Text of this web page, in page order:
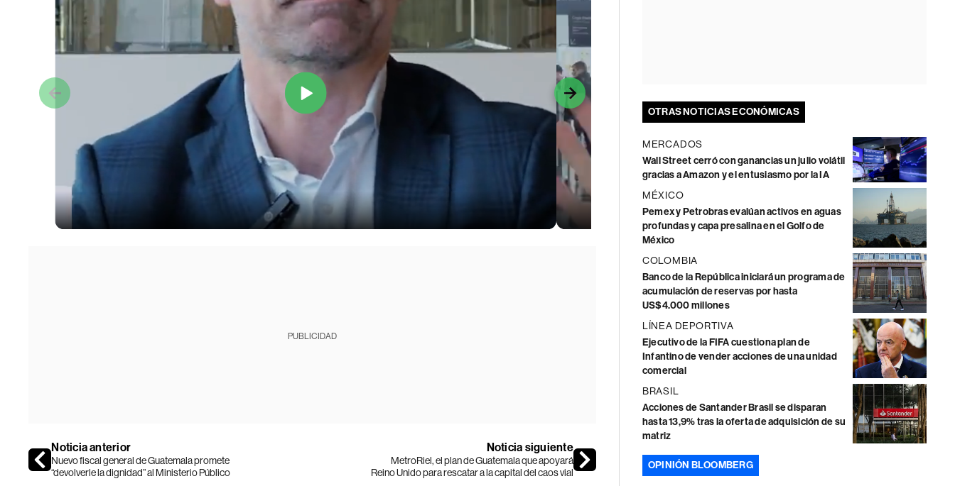
PUBLICIDAD
Noticia anterior
Nuevo fiscal general de Guatemala promete
“devolverle la dignidad” al Ministerio Público
Noticia siguiente
MetroRiel, el plan de Guatemala que apoyará
Reino Unido para rescatar a la capital del caos vial
OTRAS NOTICIAS ECONÓMICAS
MERCADOS
Wall Street cerró con ganancias un julio volátil
gracias a Amazon y el entusiasmo por la IA
MÉXICO
Pemex y Petrobras evalúan activos en aguas
profundas y capa presalina en el Golfo de
México
COLOMBIA
Banco de la República iniciará un programa de
acumulación de reservas por hasta
US$4.000 millones
LÍNEA DEPORTIVA
Ejecutivo de la FIFA cuestiona plan de
Infantino de vender acciones de una unidad
comercial
BRASIL
Acciones de Santander Brasil se disparan
hasta 13,9% tras la oferta de adquisición de su
matriz
OPINIÓN BLOOMBERG